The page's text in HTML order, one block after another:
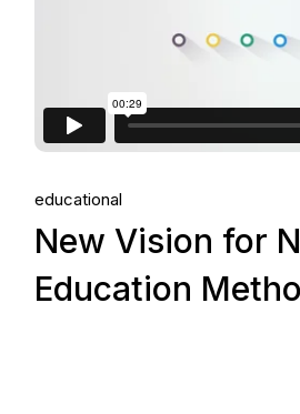
educational
New Vision for
Education